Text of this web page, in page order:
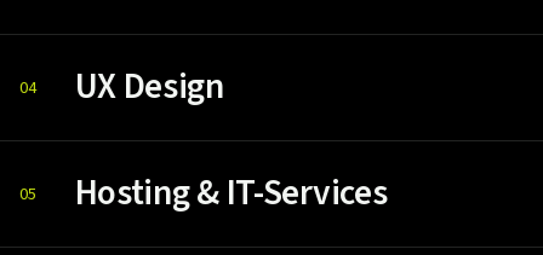
04 UX Design
05 Hosting & IT-Services